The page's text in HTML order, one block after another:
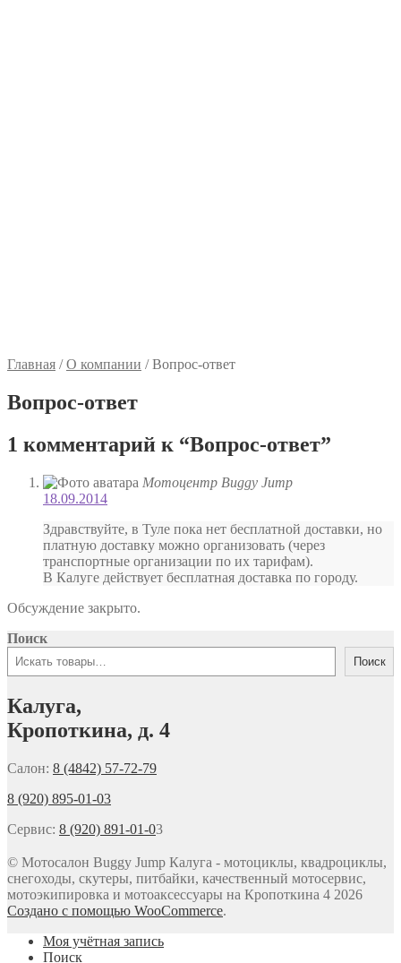
Главная /О компании /Вопрос-ответ
Вопрос-ответ
1 комментарий к “Вопрос-ответ”
Мотоцентр Buggy Jump
18.09.2014
Здравствуйте, в Туле пока нет бесплатной доставки, но
платную доставку можно организовать (через
транспортные организации по их тарифам).
В Калуге действует бесплатная доставка по городу.
Обсуждение закрыто.
Поиск
Поиск
Калуга,
Кропоткина, д. 4
Салон: 8 (4842) 57-72-79
8 (920) 895-01-03
Сервис: 8 (920) 891-01-03
© Мотосалон Buggy Jump Калуга - мотоциклы, квадроциклы,
снегоходы, скутеры, питбайки, качественный мотосервис,
мотоэкипировка и мотоаксессуары на Кропоткина 4 2026
Создано с помощью WooCommerce.
Моя учётная запись
Поиск